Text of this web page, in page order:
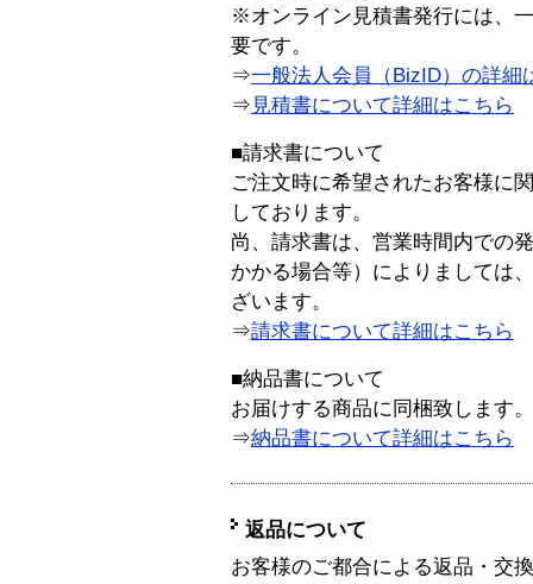
※オンライン見積書発行には、
要です。
⇒一般法人会員（BizID）の詳細
⇒ 見積書について詳細はこちら
■請求書について
ご注文時に希望されたお客様に
しております。
尚、請求書は、営業時間内での
かかる場合等）によりましては
ざいます。
⇒請求書について詳細はこちら
■納品書について
お届けする商品に同梱致します。
⇒納品書について詳細はこちら
返品について
お客様のご都合による返品・交